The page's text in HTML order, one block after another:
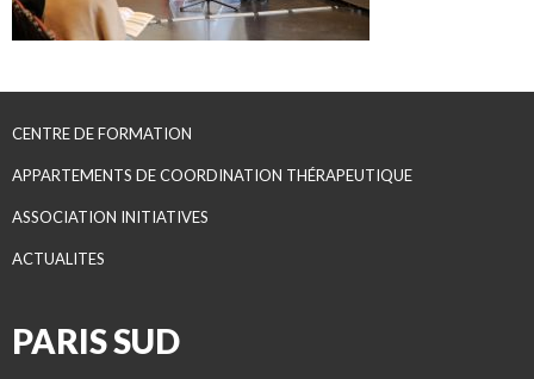
CENTRE DE FORMATION
APPARTEMENTS DE COORDINATION THÉRAPEUTIQUE
ASSOCIATION INITIATIVES
ACTUALITES
PARIS SUD